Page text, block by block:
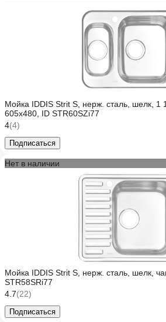
Мойка IDDIS Strit S, нерж. сталь, шелк, 1
605х480, ID STR60SZi77
4(4)
Подписаться
Нет в наличии
Мойка IDDIS Strit S, нерж. сталь, шелк,
STR58SRi77
4.7(22)
Подписаться